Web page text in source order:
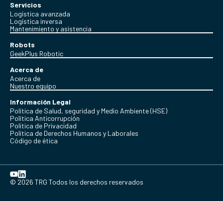
Servicios
Logística avanzada
Logística inversa
Mantenimiento y asistencia
Robots
GeekPlus Robotic
Acerca de
Acerca de
Nuestro equipo
Información Legal
Política de Salud, seguridad y Medio Ambiente (HSE)
Política Anticorrupción
Politica de Privacidad
Política de Derechos Humanos y Laborales
Código de ética
© 2026 TRG Todos los derechos reservados